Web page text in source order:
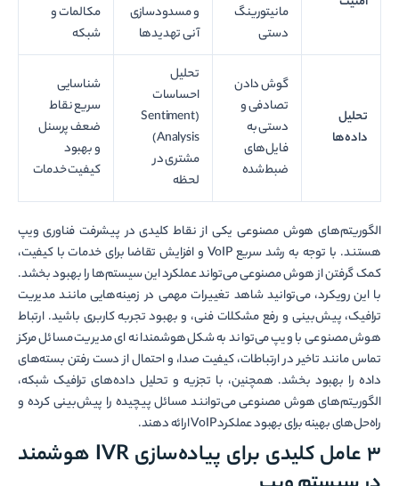
مانیتورینگ
دستی
و مسدودسازی
آنی تهدیدها
مکالمات و
شبکه
تحلیل
داده‌ها
گوش دادن
تصادفی و
دستی به
فایل‌های
ضبط‌شده
تحلیل
احساسات
(Sentiment
Analysis)
مشتری در
لحظه
شناسایی
سریع نقاط
ضعف پرسنل
و بهبود
کیفیت خدمات
الگوریتم‌­های هوش مصنوعی یکی از نقاط کلیدی در پیشرفت فناوری ویپ
هستند. با توجه به رشد سریع VoIP و افزایش تقاضا برای خدمات با کیفیت،
کمک گرفتن از هوش مصنوعی می‌تواند عملکرد این سیستم‌ها را بهبود بخشد.
با این رویکرد، می‌توانید شاهد تغییرات مهمی در زمینه‌هایی مانند مدیریت
ترافیک، پیش‌بینی و رفع مشکلات فنی، و بهبود تجربه کاربری باشید. ارتباط
هوش مصنوعی با ویپ می‌تواند به شکل هوشمندانه ­ای مدیریت مسائل مرکز
تماس مانند تاخیر در ارتباطات، کیفیت صدا، و احتمال از دست رفتن بسته‌های
داده را بهبود بخشد. همچنین، با تجزیه و تحلیل داده‌های ترافیک شبکه،
الگوریتم‌های هوش مصنوعی می‌توانند مسائل پیچیده را پیش‌بینی کرده و
راه‌حل‌های بهینه برای بهبود عملکرد VoIP ارائه دهند.
۳ عامل کلیدی برای پیاده‌سازی IVR هوشمند